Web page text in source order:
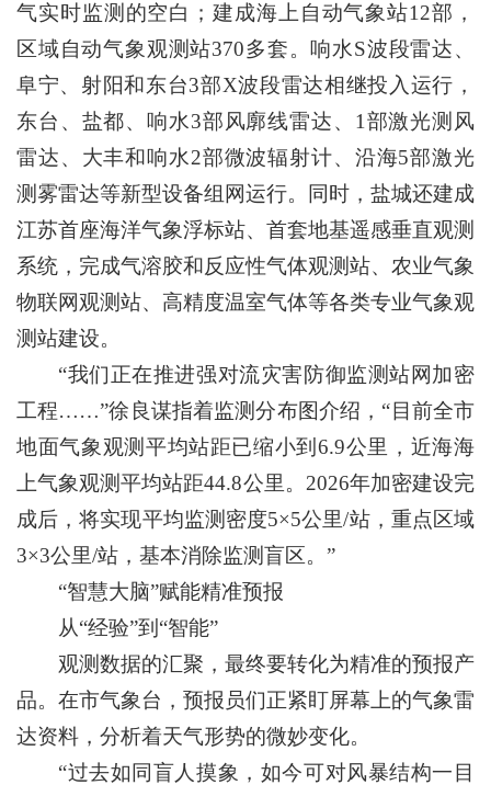
气实时监测的空白；建成海上自动气象站12部，
区域自动气象观测站370多套。响水S波段雷达、
阜宁、射阳和东台3部X波段雷达相继投入运行，
东台、盐都、响水3部风廓线雷达、1部激光测风
雷达、大丰和响水2部微波辐射计、沿海5部激光
测雾雷达等新型设备组网运行。同时，盐城还建成
江苏首座海洋气象浮标站、首套地基遥感垂直观测
系统，完成气溶胶和反应性气体观测站、农业气象
物联网观测站、高精度温室气体等各类专业气象观
测站建设。
“我们正在推进强对流灾害防御监测站网加密
工程……”徐良谋指着监测分布图介绍，“目前全市
地面气象观测平均站距已缩小到6.9公里，近海海
上气象观测平均站距44.8公里。2026年加密建设完
成后，将实现平均监测密度5×5公里/站，重点区域
3×3公里/站，基本消除监测盲区。”
“智慧大脑”赋能精准预报
从“经验”到“智能”
观测数据的汇聚，最终要转化为精准的预报产
品。在市气象台，预报员们正紧盯屏幕上的气象雷
达资料，分析着天气形势的微妙变化。
“过去如同盲人摸象，如今可对风暴结构一目